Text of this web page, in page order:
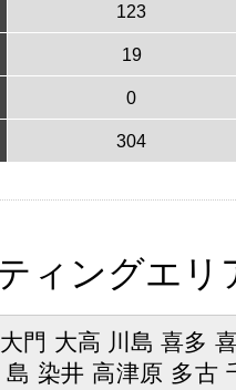
123
19
0
304
ィングエリ
門 大高 川島 喜多
染井 高津原 多古